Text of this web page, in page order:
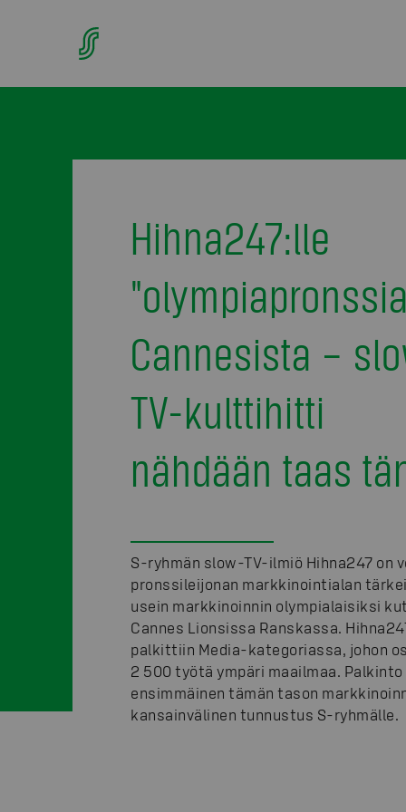
Hihna247:lle
Cannesista –
TV-kulttihitti
nähdään taas
S-ryhmän slow-TV-ilmiö Hihna247 on
pronssileijonan markkinointialan
usein markkinoinnin olympialaisiksi
Cannes Lionsissa Ranskassa.
palkittiin Media-kategoriassa, johon
2 500 työtä ympäri maailmaa. Palkinto
ensimmäinen tämän tason
kansainvälinen tunnustus S-ryhmälle.